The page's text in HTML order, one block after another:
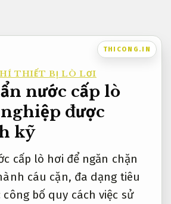
THICONG.IN
THIẾT BỊ LÒ LƠI
nước cấp lò
được
kỹ
cấp lò hơi để ngăn chặn
cáu cặn, đa dạng tiêu
bố quy cách việc sử